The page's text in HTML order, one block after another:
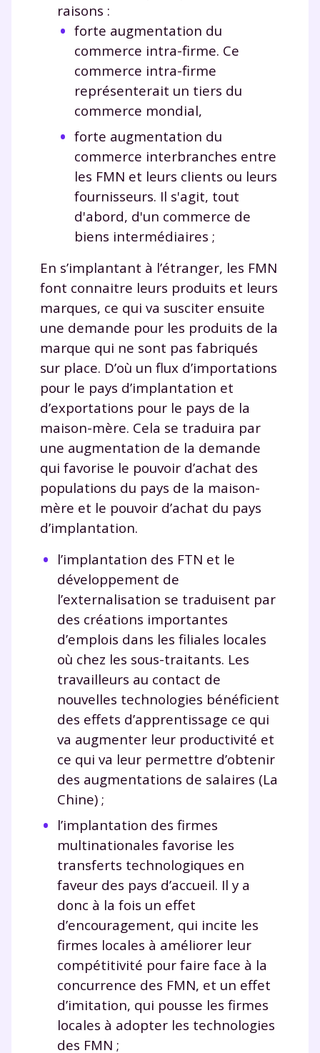
raisons :
forte augmentation du
commerce intra-firme. Ce
commerce intra-firme
représenterait un tiers du
commerce mondial,
forte augmentation du
commerce interbranches entre
les FMN et leurs clients ou leurs
fournisseurs. Il s'agit, tout
d'abord, d'un commerce de
biens intermédiaires ;
En s’implantant à l’étranger, les FMN
font connaitre leurs produits et leurs
marques, ce qui va susciter ensuite
une demande pour les produits de la
marque qui ne sont pas fabriqués
sur place. D’où un flux d’importations
pour le pays d’implantation et
d’exportations pour le pays de la
maison-mère. Cela se traduira par
une augmentation de la demande
qui favorise le pouvoir d’achat des
populations du pays de la maison-
mère et le pouvoir d’achat du pays
d’implantation.
l’implantation des FTN et le
développement de
l’externalisation se traduisent par
des créations importantes
d’emplois dans les filiales locales
où chez les sous-traitants. Les
travailleurs au contact de
nouvelles technologies bénéficient
des effets d’apprentissage ce qui
va augmenter leur productivité et
ce qui va leur permettre d’obtenir
des augmentations de salaires (La
Chine) ;
l’implantation des firmes
multinationales favorise les
transferts technologiques en
faveur des pays d’accueil. Il y a
donc à la fois un effet
d’encouragement, qui incite les
firmes locales à améliorer leur
compétitivité pour faire face à la
concurrence des FMN, et un effet
d’imitation, qui pousse les firmes
locales à adopter les technologies
des FMN ;